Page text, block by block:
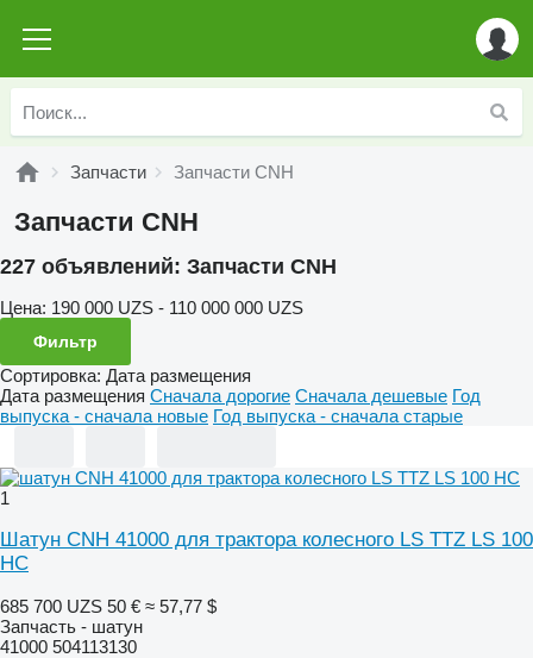
Запчасти Запчасти CNH
Запчасти CNH
227 объявлений: Запчасти CNH
Цена: 190 000 UZS - 110 000 000 UZS
Фильтр
Сортировка: Дата размещения
Дата размещения Сначала дорогие Сначала дешевые Год
выпуска - сначала новые Год выпуска - сначала старые
1
Шатун CNH 41000 для трактора колесного LS TTZ LS 100
HC
685 700 UZS 50 € ≈ 57,77 $
Запчасть - шатун
41000 504113130